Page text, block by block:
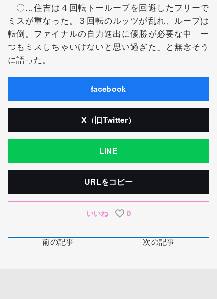
〇…住吉は４回転トーループを回避したフリーで
ミスが重なった。３回転のルッツが乱れ、ループは
転倒。ファイナルの自力進出に優勝が必要な中「一
つもミスしちゃいけないと思い過ぎた」と無念そう
に語った。
facebook
X（旧Twitter）
LINE
URLをコピー
いいね 0
前の記事 次の記事